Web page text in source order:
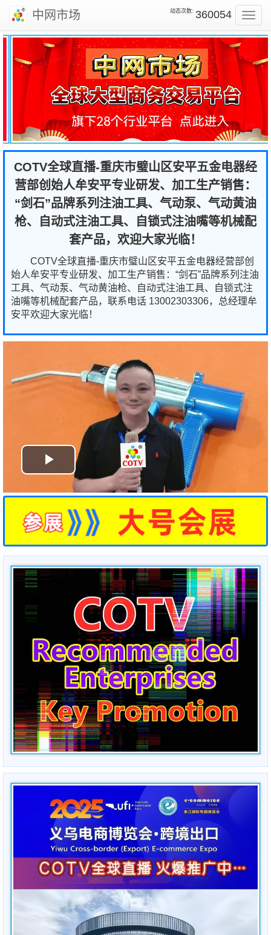
中网市场 动态次数: 360054
COTV全球直播-重庆市璧山区安平五金电器经
营部创始人牟安平专业研发、加工生产销售：
“剑石”品牌系列注油工具、气动泵、气动黄油
枪、自动式注油工具、自锁式注油嘴等机械配
套产品，欢迎大家光临！
COTV全球直播-重庆市璧山区安平五金电器经营部创
始人牟安平专业研发、加工生产销售：“剑石”品牌系列注油
工具、气动泵、气动黄油枪、自动式注油工具、自锁式注
油嘴等机械配套产品，联系电话 13002303306，总经理牟
安平欢迎大家光临！